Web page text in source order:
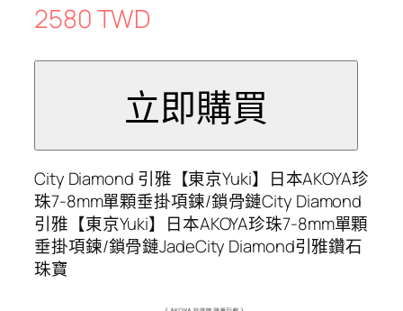
2580 TWD
City Diamond 引雅【東京Yuki】日本AKOYA珍
珠7-8mm單顆垂掛項鍊/鎖骨鏈City Diamond
引雅【東京Yuki】日本AKOYA珍珠7-8mm單顆
垂掛項鍊/鎖骨鏈JadeCity Diamond引雅鑽石
珠寶